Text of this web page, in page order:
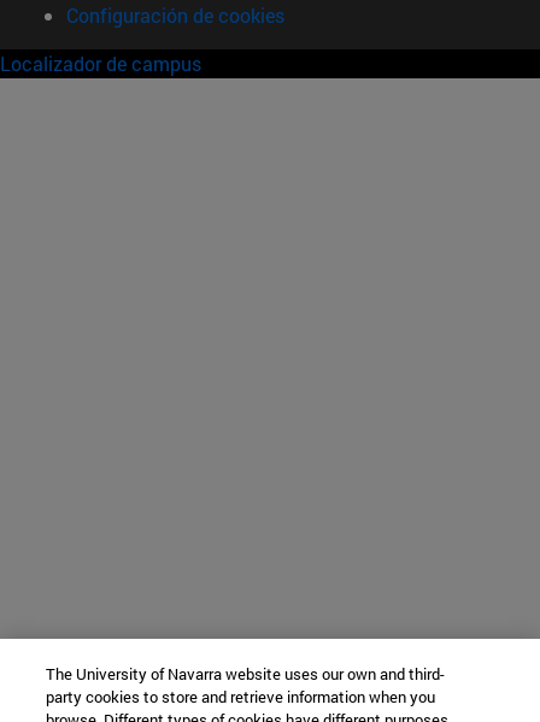
Configuración de cookies
Localizador de campus
The University of Navarra website uses our own and third-
party cookies to store and retrieve information when you